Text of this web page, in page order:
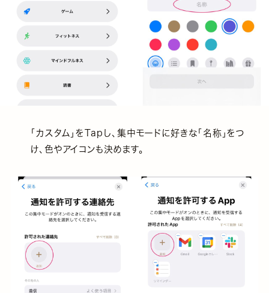
「カスタム」をTapし、集中モードに好きな「名称」をつ
け、色やアイコンも決めます。